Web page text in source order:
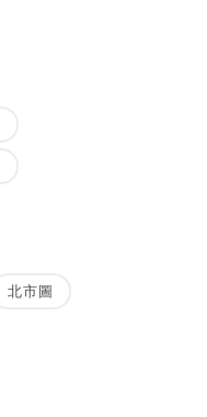
北市圖